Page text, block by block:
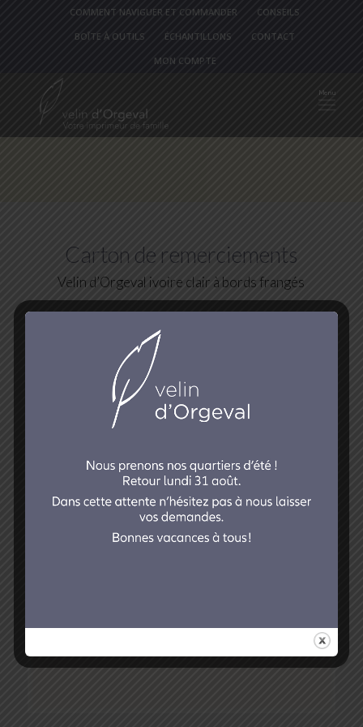
COMMENT NAVIGUER ET COMMANDER
CONSEILS
BOÎTE À OUTILS
ÉCHANTILLONS
CONTACT
MON COMPTE
Carton de remerciements
Velin d’Orgeval ivoire clair à bords frangés
remerciements